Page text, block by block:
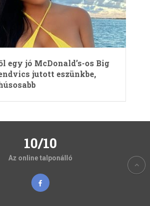
egy jó McDonald’s-os Big
jutott eszünkbe,
10/10
Az online talponálló